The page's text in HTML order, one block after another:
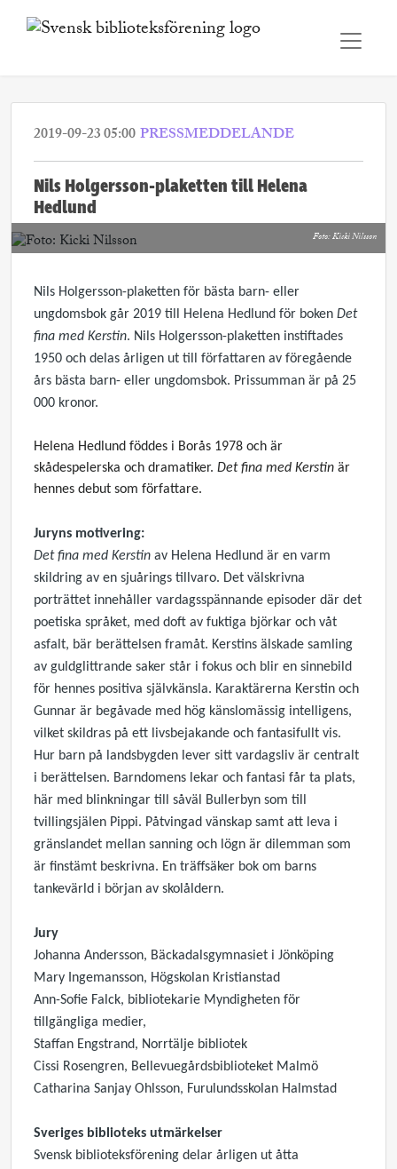
2019-09-23 05:00PRESSMEDDELANDE
Nils Holgersson-plaketten till Helena
Hedlund
Foto: Kicki Nilsson
Nils Holgersson-plaketten för bästa barn- eller
ungdomsbok går 2019 till Helena Hedlund för boken Det
fina med Kerstin. Nils Holgersson-plaketten instiftades
1950 och delas årligen ut till författaren av föregående
års bästa barn- eller ungdomsbok. Prissumman är på 25
000 kronor.
Helena Hedlund föddes i Borås 1978 och är
skådespelerska och dramatiker. Det fina med Kerstin är
hennes debut som författare.
Juryns motivering:
Det fina med Kerstin av Helena Hedlund är en varm
skildring av en sjuårings tillvaro. Det välskrivna
porträttet innehåller vardagsspännande episoder där det
poetiska språket, med doft av fuktiga björkar och våt
asfalt, bär berättelsen framåt. Kerstins älskade samling
av guldglittrande saker står i fokus och blir en sinnebild
för hennes positiva självkänsla. Karaktärerna Kerstin och
Gunnar är begåvade med hög känslomässig intelligens,
vilket skildras på ett livsbejakande och fantasifullt vis.
Hur barn på landsbygden lever sitt vardagsliv är centralt
i berättelsen. Barndomens lekar och fantasi får ta plats,
här med blinkningar till såväl Bullerbyn som till
tvillingsjälen Pippi. Påtvingad vänskap samt att leva i
gränslandet mellan sanning och lögn är dilemman som
är finstämt beskrivna. En träffsäker bok om barns
tankevärld i början av skolåldern.
Jury
Johanna Andersson, Bäckadalsgymnasiet i Jönköping
Mary Ingemansson, Högskolan Kristianstad
Ann-Sofie Falck, bibliotekarie Myndigheten för
tillgängliga medier,
Staffan Engstrand, Norrtälje bibliotek
Cissi Rosengren, Bellevuegårdsbiblioteket Malmö
Catharina Sanjay Ohlsson, Furulundsskolan Halmstad
Sveriges biblioteks utmärkelser
Svensk biblioteksförening delar årligen ut åtta